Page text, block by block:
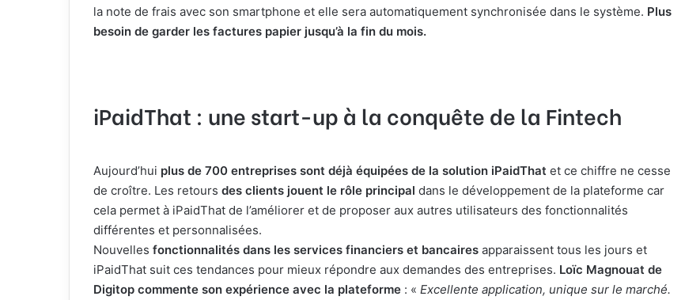
la note de frais avec son smartphone et elle sera automatiquement synchronisée dans le système. Plus
besoin de garder les factures papier jusqu’à la fin du mois.
iPaidThat : une start-up à la conquête de la Fintech
Aujourd’hui plus de 700 entreprises sont déjà équipées de la solution iPaidThat et ce chiffre ne cesse
de croître. Les retours des clients jouent le rôle principal dans le développement de la plateforme car
cela permet à iPaidThat de l’améliorer et de proposer aux autres utilisateurs des fonctionnalités
différentes et personnalisées.
Nouvelles fonctionnalités dans les services financiers et bancaires apparaissent tous les jours et
iPaidThat suit ces tendances pour mieux répondre aux demandes des entreprises. Loïc Magnouat de
Digitop commente son expérience avec la plateforme : « Excellente application, unique sur le marché.